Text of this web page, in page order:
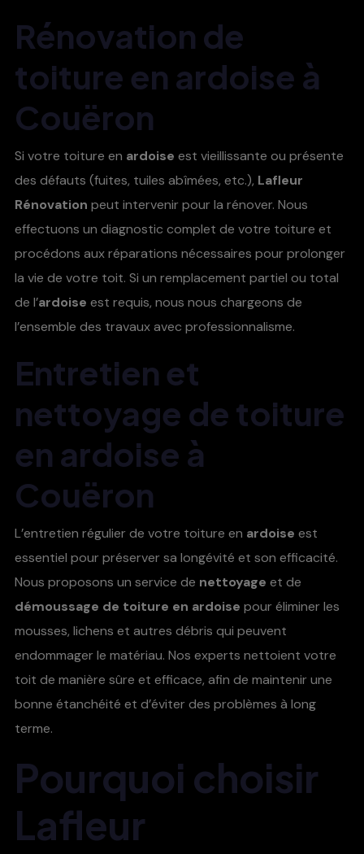
Rénovation de
toiture en ardoise à
Couëron
Si votre toiture en ardoise est vieillissante ou présente
des défauts (fuites, tuiles abîmées, etc.), Lafleur
Rénovation peut intervenir pour la rénover. Nous
effectuons un diagnostic complet de votre toiture et
procédons aux réparations nécessaires pour prolonger
la vie de votre toit. Si un remplacement partiel ou total
de l’ardoise est requis, nous nous chargeons de
l’ensemble des travaux avec professionnalisme.
Entretien et
nettoyage de toiture
en ardoise à
Couëron
L’entretien régulier de votre toiture en ardoise est
essentiel pour préserver sa longévité et son efficacité.
Nous proposons un service de nettoyage et de
démoussage de toiture en ardoise pour éliminer les
mousses, lichens et autres débris qui peuvent
endommager le matériau. Nos experts nettoient votre
toit de manière sûre et efficace, afin de maintenir une
bonne étanchéité et d’éviter des problèmes à long
terme.
Pourquoi choisir
Lafleur